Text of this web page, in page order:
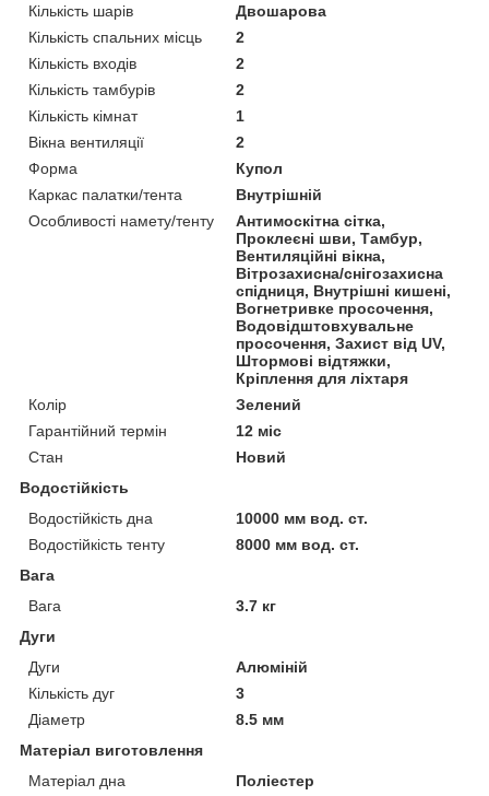
Кількість шарів
Двошарова
Кількість спальних місць
2
Кількість входів
2
Кількість тамбурів
2
Кількість кімнат
1
Вікна вентиляції
2
Форма
Купол
Каркас палатки/тента
Внутрішній
Особливості намету/тенту
Антимоскітна сітка,
Проклеєні шви, Тамбур,
Вентиляційні вікна,
Вітрозахисна/снігозахисна
спідниця, Внутрішні кишені,
Вогнетривке просочення,
Водовідштовхувальне
просочення, Захист від UV,
Штормові відтяжки,
Кріплення для ліхтаря
Колір
Зелений
Гарантійний термін
12 міс
Стан
Новий
Водостійкість
Водостійкість дна
10000 мм вод. ст.
Водостійкість тенту
8000 мм вод. ст.
Вага
Вага
3.7 кг
Дуги
Дуги
Алюміній
Кількість дуг
3
Діаметр
8.5 мм
Матеріал виготовлення
Матеріал дна
Поліестер